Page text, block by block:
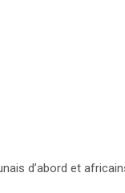
d’abord et